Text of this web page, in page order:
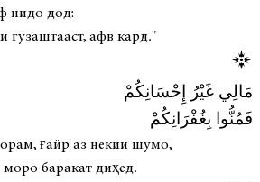
нидо дод:
гузаштааст, афв кард."
مَالِي غَيْرُ إِحْسَانِكُمْ
فَمُنُّوا بِغُفْرَانِكُمْ
ғайр аз некии шумо,
баракат диҳед.